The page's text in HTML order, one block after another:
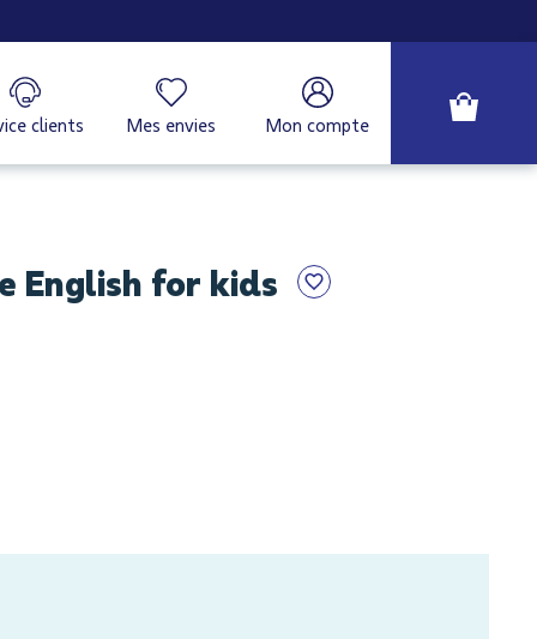
clients Mes envies Mon compte
English for kids